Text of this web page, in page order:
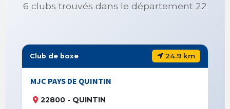
6 clubs trouvés dans le département 22
Club de boxe 24.9 km
MJC PAYS DE QUINTIN
22800 - QUINTIN